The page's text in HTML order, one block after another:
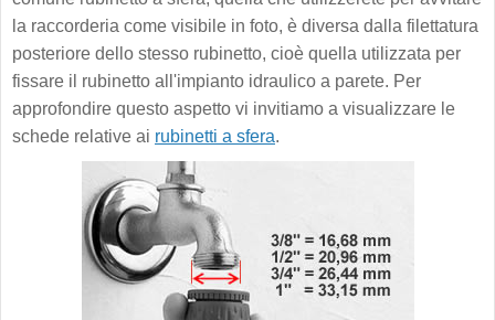
la raccorderia come visibile in foto, è diversa dalla filettatura
posteriore dello stesso rubinetto, cioè quella utilizzata per
fissare il rubinetto all'impianto idraulico a parete. Per
approfondire questo aspetto vi invitiamo a visualizzare le
schede relative ai rubinetti a sfera.